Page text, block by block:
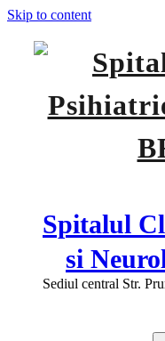
Skip to content
Spitalul
si
Sediul central Str.